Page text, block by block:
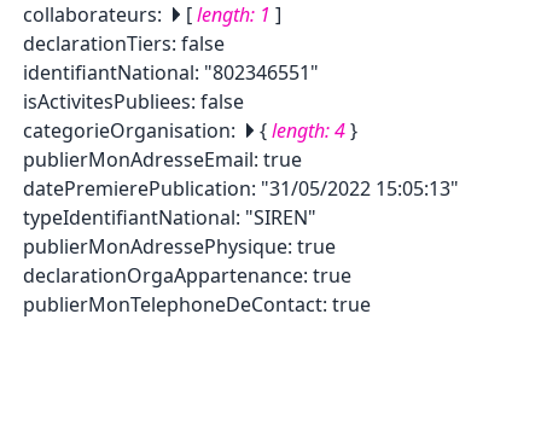
collaborateurs: [length: 1 ]
declarationTiers: false
identifiantNational: "802346551"
isActivitesPubliees: false
categorieOrganisation: {length:4}
publierMonAdresseEmail: true
datePremierePublication: "31/05/2022 15:05:13"
typeIdentifiantNational: "SIREN"
publierMonAdressePhysique: true
declarationOrgaAppartenance: true
publierMonTelephoneDeContact: true